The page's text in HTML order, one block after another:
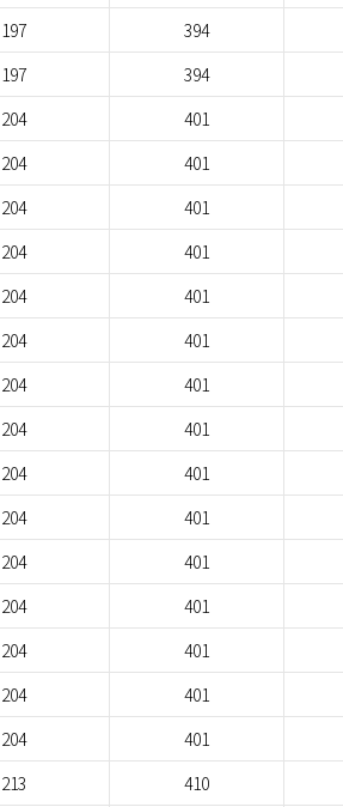
197 394
197 394
204 401
204 401
204 401
204 401
204 401
204 401
204 401
204 401
204 401
204 401
204 401
204 401
204 401
204 401
204 401
213 410